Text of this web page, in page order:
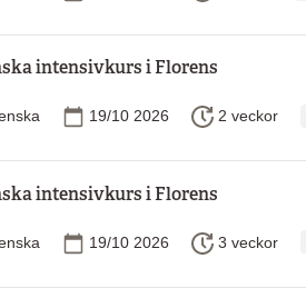
intensivkurs i Florens
Startdatum
19/10 2026 Längd
2 veckor
intensivkurs i Florens
Startdatum
19/10 2026 Längd
3 veckor